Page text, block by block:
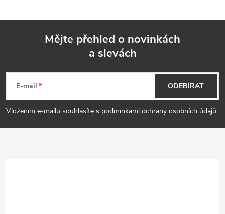
p
a
Mějte přehled o novinkách
a slevách
E-mail
Vložením e-mailu souhlasíte s podmínkami ochrany osobních údajů
ODEBÍRAT